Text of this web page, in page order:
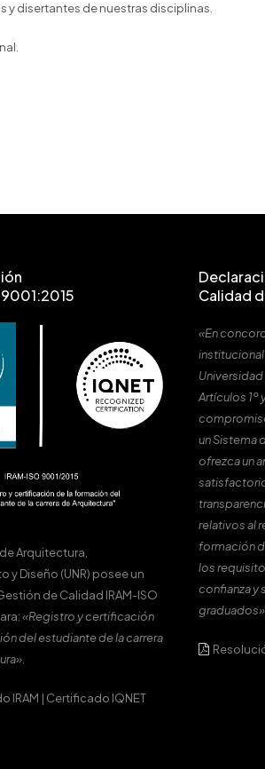
y disertantes de nuestras disciplinas.
Arquitectura,
y Diseño (UNR) posee un
de Calidad IRAM-ISO
«Registro y certificación
del estudiante de la carrera
IRAM | Certificado IQNET
Calidad
«En
institucional
Universidad
Artículos 1º
un Sistema
ofrezca un
relativos al
formación
los
confianza y
graduados».